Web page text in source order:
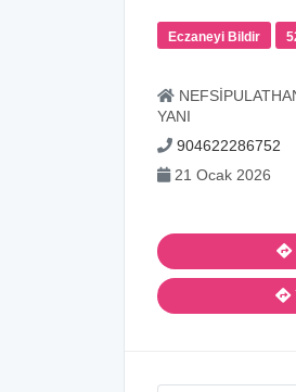
Eczaneyi Bildir
YANI
904622286752
21 Ocak 2026